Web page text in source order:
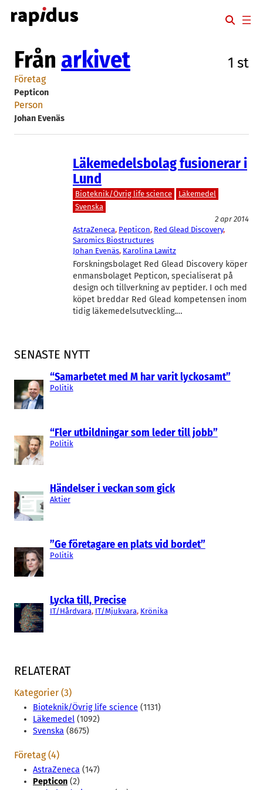
Hoppa
till
SENASTE NYTT
“Samarbetet med M har varit lyckosamt”
Politik
“Fler utbildningar som leder till jobb”
Politik
Händelser i veckan som gick
Aktier
”Ge företagare en plats vid bordet”
Politik
Lycka till, Precise
IT/Hårdvara, IT/Mjukvara, Krönika
Från arkivet 1 st
Företag
Pepticon
Person
Johan Evenäs
Läkemedelsbolag fusionerar i
Lund
Bioteknik/Övrig life science
Läkemedel
Svenska
2 apr 2014
AstraZeneca, Pepticon, Red Glead Discovery
Saromics Biostructures
Johan Evenäs, Karolina Lawitz
Forskningsbolaget Red Glead Discovery köper
enmansbolaget Pepticon, specialiserat på
design och tillverkning av peptider. I och med
köpet breddar Red Glead kompetensen inom
tidig läkemedelsutveckling.…
RELATERAT
Kategorier (3)
Bioteknik/Övrig life science (1131)
Läkemedel (1092)
Svenska (8675)
Företag (4)
AstraZeneca (147)
Pepticon (2)